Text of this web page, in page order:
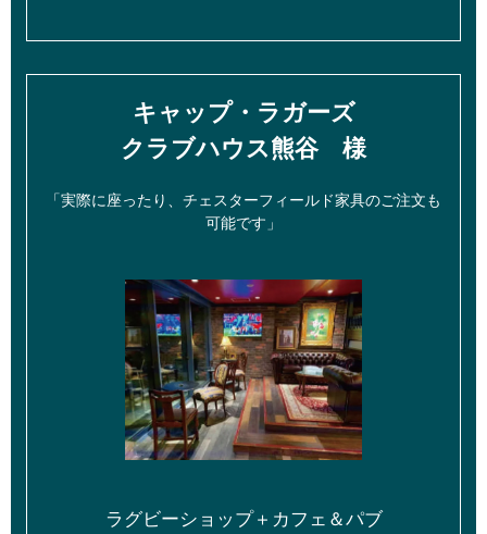
キャップ・ラガーズ
クラブハウス熊谷 様
「実際に座ったり、チェスターフィールド家具のご注文も
可能です」
ラグビーショップ＋カフェ＆パブ